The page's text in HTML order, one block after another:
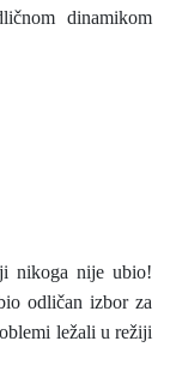
dinamikom
nikoga nije ubio!
odličan izbor za
ležali u režiji